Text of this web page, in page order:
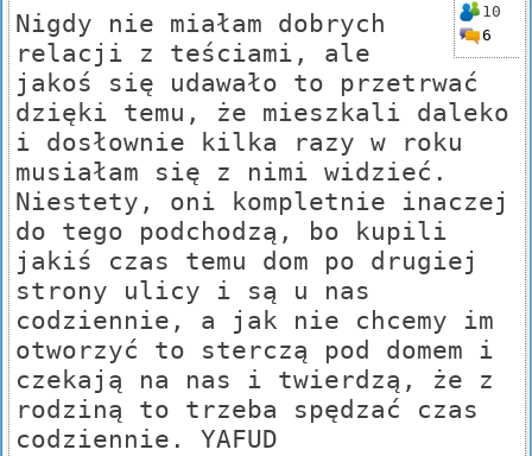
10
6
Nigdy nie miałam dobrych
relacji z teściami, ale
jakoś się udawało to przetrwać
dzięki temu, że mieszkali daleko
i dosłownie kilka razy w roku
musiałam się z nimi widzieć.
Niestety, oni kompletnie inaczej
do tego podchodzą, bo kupili
jakiś czas temu dom po drugiej
strony ulicy i są u nas
codziennie, a jak nie chcemy im
otworzyć to sterczą pod domem i
czekają na nas i twierdzą, że z
rodziną to trzeba spędzać czas
codziennie. YAFUD